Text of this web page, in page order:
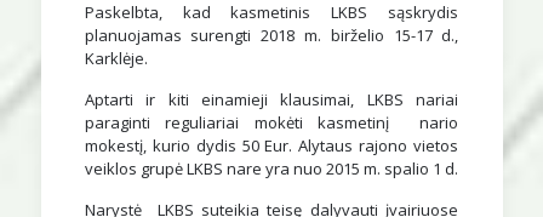
Paskelbta, kad kasmetinis LKBS sąskrydis
planuojamas surengti 2018 m. birželio 15-17 d.,
Karklėje.
Aptarti ir kiti einamieji klausimai, LKBS nariai
paraginti reguliariai mokėti kasmetinį nario
mokestį, kurio dydis 50 Eur. Alytaus rajono vietos
veiklos grupė LKBS nare yra nuo 2015 m. spalio 1 d.
Narystė LKBS suteikia teisę dalyvauti įvairiuose